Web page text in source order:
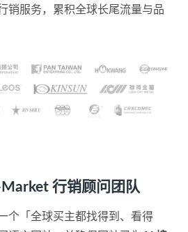
销服务，累积全球长尾流量与品
行销顾问团队
个「全球买主都找得到、看得